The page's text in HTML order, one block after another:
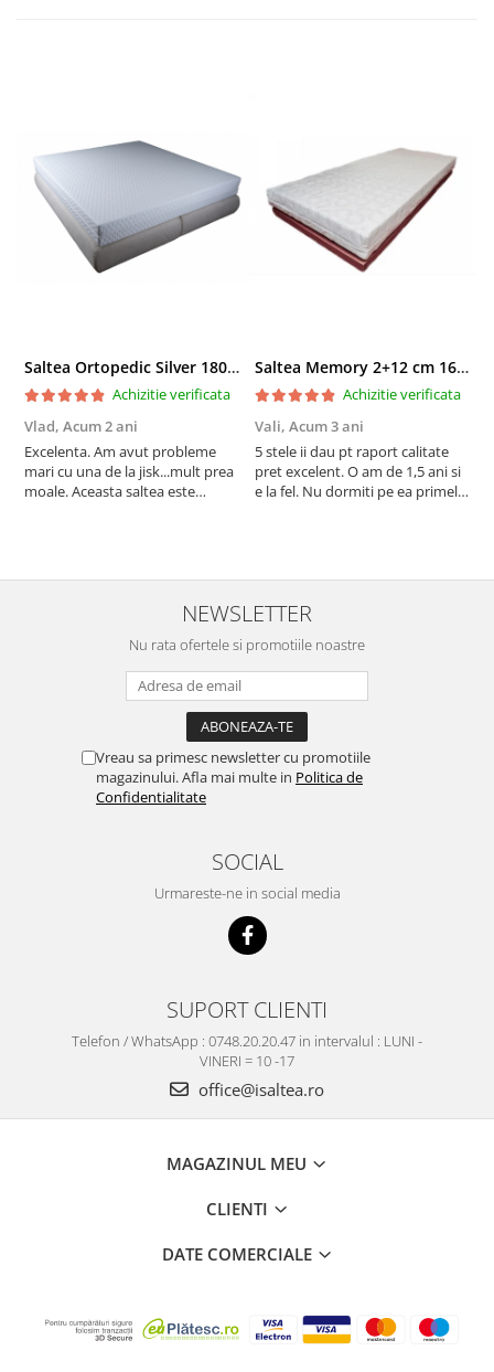
Saltea Ortopedic Silver 180x200 cm
Achizitie verificata
Vlad, Acum 2 ani
Excelenta. Am avut probleme
mari cu una de la jisk...mult prea
moale. Aceasta saltea este
Saltea Memory 2+12 cm 160x200 cm
Achizitie verificata
Vali, Acum 3 ani
5 stele ii dau pt raport calitate
pret excelent. O am de 1,5 ani si
e la fel. Nu dormiti pe ea primele
NEWSLETTER
Nu rata ofertele si promotiile noastre
Vreau sa primesc newsletter cu promotiile
magazinului. Afla mai multe in Politica de
Confidentialitate
SOCIAL
Urmareste-ne in social media
SUPORT CLIENTI
Telefon / WhatsApp : 0748.20.20.47 in intervalul : LUNI -
VINERI = 10 -17
office@isaltea.ro
MAGAZINUL MEU
CLIENTI
DATE COMERCIALE